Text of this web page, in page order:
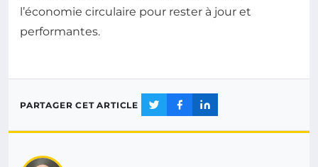
l’économie circulaire pour rester à jour et
performantes.
PARTAGER CET ARTICLE